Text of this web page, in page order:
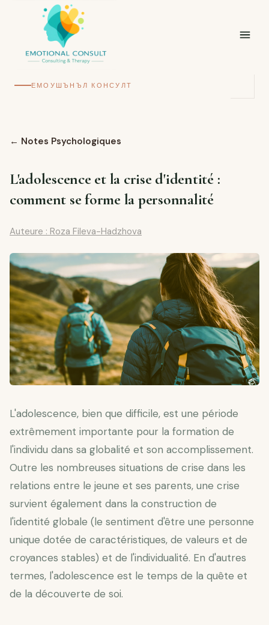
ЕМОУШЪНЪЛ КОНСУЛТ
← Notes Psychologiques
L'adolescence et la crise d'identité :
comment se forme la personnalité
Auteure : Roza Fileva-Hadzhova
L'adolescence, bien que difficile, est une période
extrêmement importante pour la formation de
l'individu dans sa globalité et son accomplissement.
Outre les nombreuses situations de crise dans les
relations entre le jeune et ses parents, une crise
survient également dans la construction de
l'identité globale (le sentiment d'être une personne
unique dotée de caractéristiques, de valeurs et de
croyances stables) et de l'individualité. En d'autres
termes, l'adolescence est le temps de la quête et
de la découverte de soi.